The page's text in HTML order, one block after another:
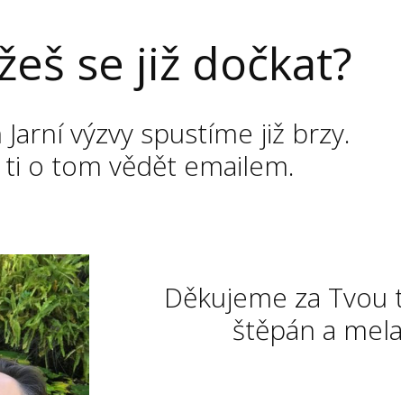
se již dočkat?
Jarní výzvy spustíme již brzy.
ti o tom vědět emailem.
Děkujeme za Tvou
štěpán a